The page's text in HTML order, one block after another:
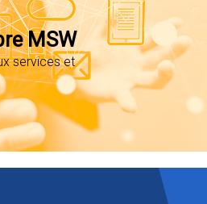
MSW
services et